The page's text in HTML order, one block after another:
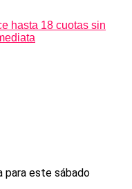
hasta 18 cuotas sin